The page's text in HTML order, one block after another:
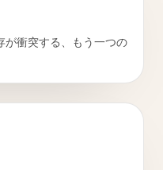
が衝突する、もう一つの